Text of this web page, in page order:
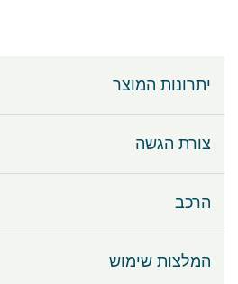
יתרונות המוצר
צורת הגשה
הרכב
המלצות שימוש